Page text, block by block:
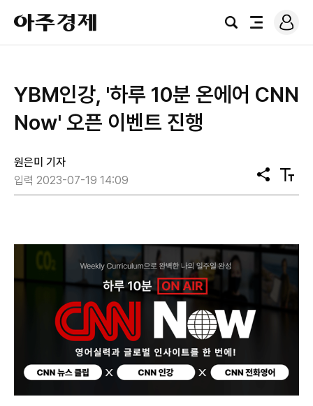
아
주
경
검
전
로
그
YBM인강, '하루 10분 온에어 CNN
Now' 오픈 이벤트 진행
원은미 기자
입력 2023-07-19 14:09
공
유
텍
스